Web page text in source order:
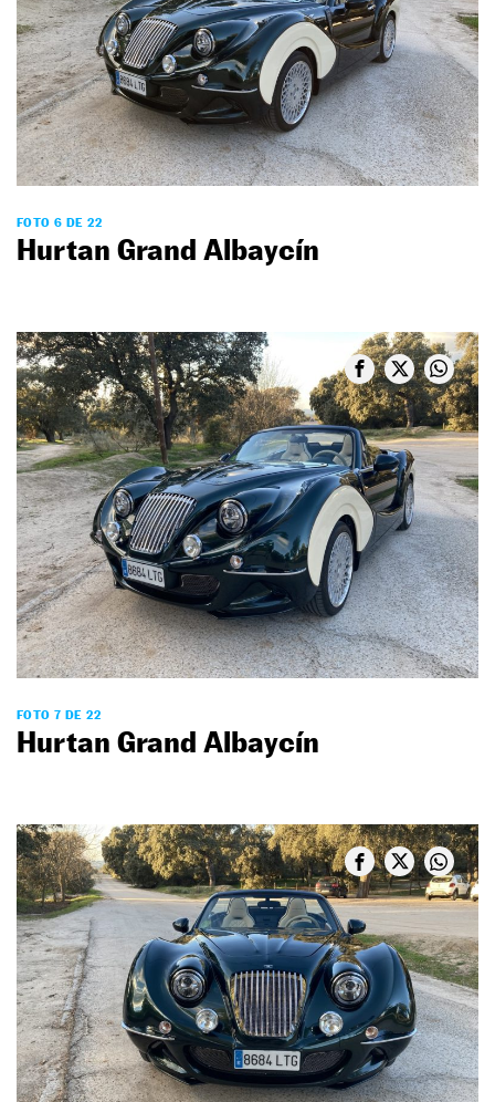
FOTO 6 DE 22
Hurtan Grand Albaycín
FOTO 7 DE 22
Hurtan Grand Albaycín